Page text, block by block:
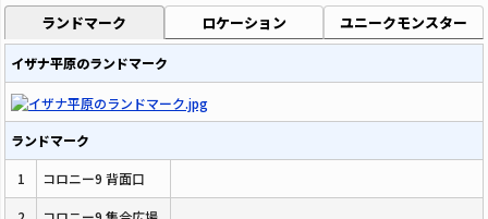
ランドマーク
イザナ平原のランドマーク
ランドマーク
1 コロニー9 背面口
ロケーション ユニークモンスター